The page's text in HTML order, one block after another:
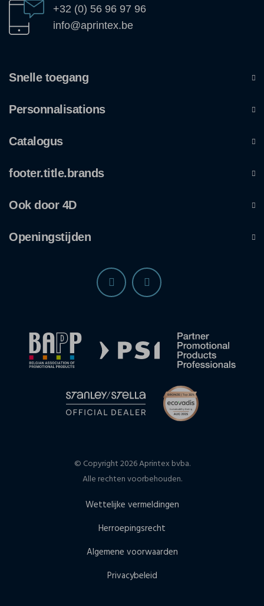
+32 (0) 56 96 97 96
info@aprintex.be
Snelle toegang
Personnalisations
Catalogus
footer.title.brands
Ook door 4D
Openingstijden
© Copyright 2026 Aprintex bvba.
Alle rechten voorbehouden.
Wettelijke vermeldingen
Herroepingsrecht
Algemene voorwaarden
Privacybeleid